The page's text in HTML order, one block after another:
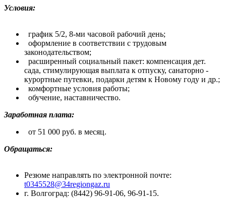
Условия:
график 5/2, 8-ми часовой рабочий день;
оформление в соответствии с трудовым
законодательством;
расширенный социальный пакет: компенсация дет.
сада, стимулирующая выплата к отпуску, санаторно -
курортные путевки, подарки детям к Новому году и др.;
комфортные условия работы;
обучение, наставничество.
Заработная плата:
от 51 000 руб. в месяц.
Обращаться:
Резюме направлять по электронной почте:
t0345528@34regiongaz.ru
г. Волгоград: (8442) 96-91-06, 96-91-15.